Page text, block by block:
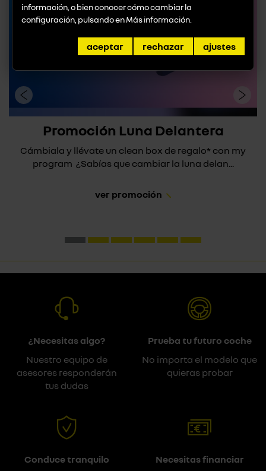
Promoción Luna Delantera
Cámbiala y llévate un clean box de regalo* con my
program ¿Sabías que cambiar la luna delan...
ver promoción
información, o bien conocer cómo cambiar la
configuración, pulsando enMás información
aceptar rechazar ajustes
¿Necesitas algo?
Nuestro equipo de
asesores responderán
tus dudas
Prueba tu futuro coche
No importa el modelo que
quieras probar
Conduce tranquilo
Necesitas financiar